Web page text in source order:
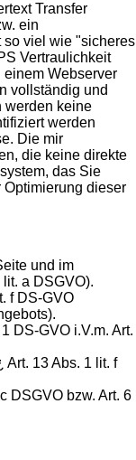
Transfer
ein
so viel wie "sicheres
Vertraulichkeit
Webserver
vollständig und
werden keine
werden
Die mir
die keine direkte
das Sie
dieser
und im
a DSGVO).
f DS-GVO
DS-GVO i.V.m. Art.
13 Abs. 1 lit. f
DSGVO bzw. Art. 6